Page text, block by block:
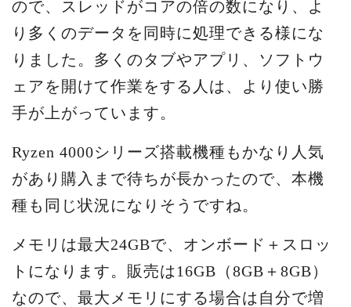
ので、スレッドがコアの倍の数になり、よ
り多くのデータを同時に処理できる様にな
りました。多くのタブやアプリ、ソフトウ
ェアを開けて作業をする人は、より使い勝
手が上がっています。
Ryzen 4000シリーズ搭載機種もかなり人気
があり購入まで待ちが長かったので、本機
種も同じ状況になりそうですね。
メモリは最大24GBで、オンボード＋スロッ
トになります。販売は16GB（8GB＋8GB）
なので、最大メモリにする場合は自分で増